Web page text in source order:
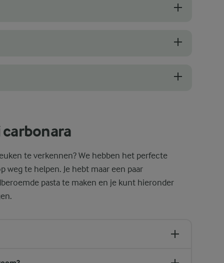
te verkennen? We hebben het perfecte
te helpen. Je hebt maar een paar
pasta te maken en je kunt hieronder